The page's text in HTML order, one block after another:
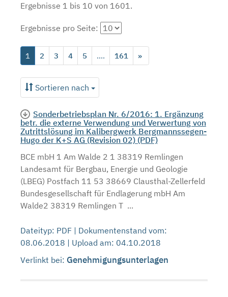
Ergebnisse 1 bis 10 von 1601.
Ergebnisse pro Seite:
1 2 3 4 5 .... 161 »
Sortieren nach
Sonderbetriebsplan Nr. 6/2016: 1. Ergänzung
betr. die externe Verwendung und Verwertung von
Zutrittslösung im Kalibergwerk Bergmannssegen-
Hugo der K+S AG (Revision 02) (PDF)
BCE mbH 1 Am Walde 2 1 38319 Remlingen
Landesamt für Bergbau, Energie und Geologie
(LBEG) Postfach 11 53 38669 Clausthal-Zellerfeld
Bundesgesellschaft für Endlagerung mbH Am
Walde2 38319 Remlingen T ...
Dateityp: PDF | Dokumentenstand vom:
08.06.2018 | Upload am: 04.10.2018
Verlinkt bei: Genehmigungsunterlagen